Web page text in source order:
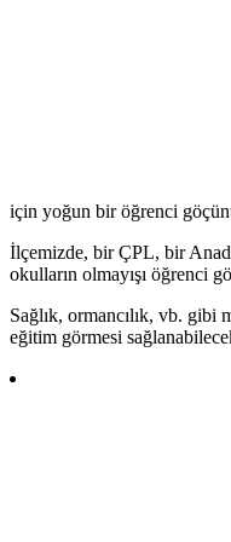
için yoğun bir öğrenci
İlçemizde, bir ÇPL, bir
okulların olmayışı öğrenci
Sağlık, ormancılık, vb. gibi
eğitim görmesi